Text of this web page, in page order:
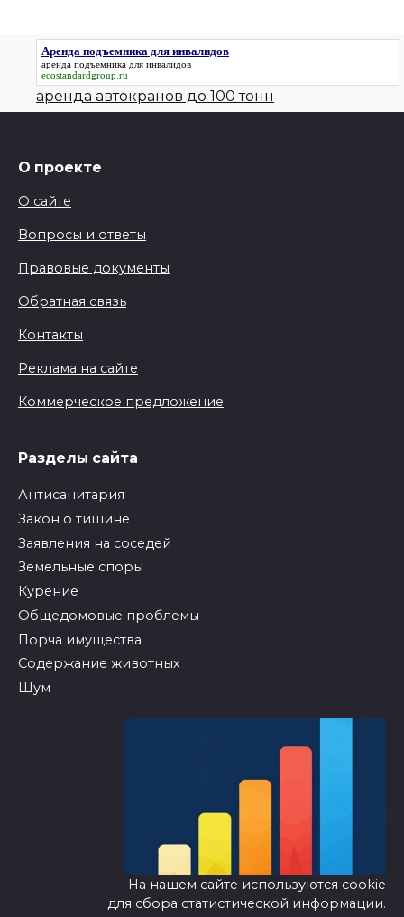
Аренда подъемника для инвалидов
аренда подъемника для инвалидов
ecostandardgroup.ru
аренда автокранов до 100 тонн
О проекте
О сайте
Вопросы и ответы
Правовые документы
Обратная связь
Контакты
Реклама на сайте
Коммерческое предложение
Разделы сайта
Антисанитария
Закон о тишине
Заявления на соседей
Земельные споры
Курение
Общедомовые проблемы
Порча имущества
Содержание животных
Шум
На нашем сайте используются cookie
для сбора статистической информации.